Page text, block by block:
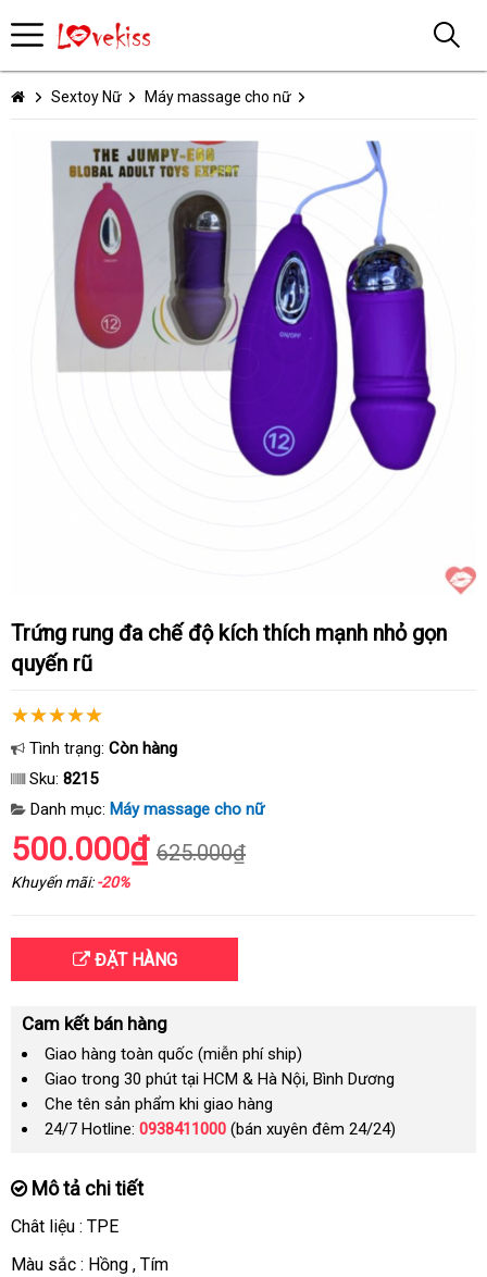
Sextoy Nữ Máy massage cho nữ
Trứng rung đa chế độ kích thích mạnh nhỏ gọn
quyến rũ
Tình trạng: Còn hàng
Sku: 8215
Danh mục: Máy massage cho nữ
500.000₫ 625.000₫
Khuyến mãi:-20%
ĐẶT HÀNG
Cam kết bán hàng
Giao hàng toàn quốc (miễn phí ship)
Giao trong 30 phút tại HCM & Hà Nội, Bình Dương
Che tên sản phẩm khi giao hàng
24/7 Hotline: 0938411000 (bán xuyên đêm 24/24)
Mô tả chi tiết
Chât liệu : TPE
Màu sắc : Hồng khuyến
, Tím